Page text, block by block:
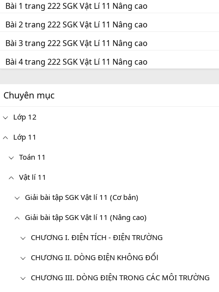
Bài 1 trang 222 SGK Vật Lí 11 Nâng cao
Bài 2 trang 222 SGK Vật Lí 11 Nâng cao
Bài 3 trang 222 SGK Vật Lí 11 Nâng cao
Bài 4 trang 222 SGK Vật Lí 11 Nâng cao
Chuyên mục
Lớp 12
Lớp 11
Toán 11
Vật lí 11
Giải bài tập SGK Vật lí 11 (Cơ bản)
Giải bài tập SGK Vật lí 11 (Nâng cao)
CHƯƠNG I. ĐIỆN TÍCH - ĐIỆN TRƯỜNG
CHƯƠNG II. DÒNG ĐIỆN KHÔNG ĐỔl
CHƯƠNG III. DÒNG ĐIỆN TRONG CÁC MÔI TRƯỜNG